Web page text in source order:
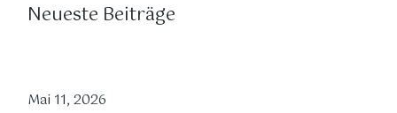
Neueste Beiträge
Mai 11, 2026